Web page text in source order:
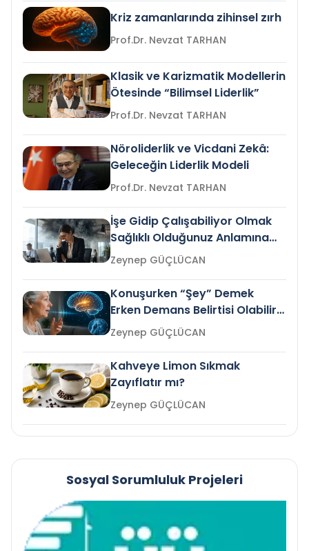
Kriz zamanlarında zihinsel zırh
Prof.Dr. Nevzat TARHAN
Klasik ve Karizmatik Modellerin
Ötesinde “Bilimsel Liderlik”
Prof.Dr. Nevzat TARHAN
Nöroliderlik ve Vicdani Zekâ:
Geleceğin Liderlik Modeli
Prof.Dr. Nevzat TARHAN
İşe Gidip Çalışabiliyor Olmak
Sağlıklı Olduğunuz Anlamına
Gelir mi?Zeynep GÜÇLÜCAN
Konuşurken “Şey” Demek
Erken Demans Belirtisi Olabilir
mi?
Zeynep GÜÇLÜCAN
Kahveye Limon Sıkmak
Zayıflatır mı?
Zeynep GÜÇLÜCAN
Sosyal Sorumluluk Projeleri